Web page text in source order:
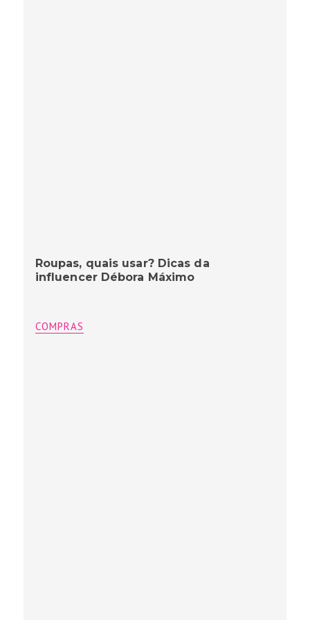
Roupas, quais usar? Dicas da
influencer Débora Máximo
COMPRAS